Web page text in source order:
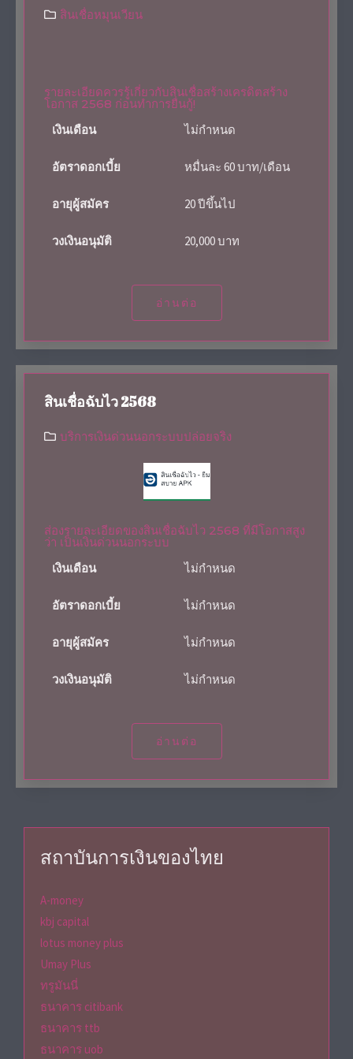
สินเชื่อหมุนเวียน
รายละเอียดควรรู้เกี่ยวกับสินเชื่อสร้างเครดิตสร้าง
โอกาส 2568 ก่อนทำการยื่นกู้!
เงินเดือน
ไม่กำหนด
อัตราดอกเบี้ย หมื่นละ 60 บาท/เดือน
อายุผู้สมัคร 20 ปีขึ้นไป
วงเงินอนุมัติ 20,000 บาท
อ่านต่อ
สินเชื่อฉับไว 2568
บริการเงินด่วนนอกระบบปล่อยจริง
ส่องรายละเอียดของสินเชื่อฉับไว 2568 ที่มีโอกาสสูง
ว่า เป็นเงินด่วนนอกระบบ
เงินเดือน
ไม่กำหนด
อัตราดอกเบี้ย ไม่กำหนด
อายุผู้สมัคร ไม่กำหนด
วงเงินอนุมัติ ไม่กำหนด
อ่านต่อ
สถาบันการเงินของไทย
A-money
kbj capital
lotus money plus
Umay Plus
ทรูมันนี่
ธนาคาร citibank
ธนาคาร ttb
ธนาคาร uob